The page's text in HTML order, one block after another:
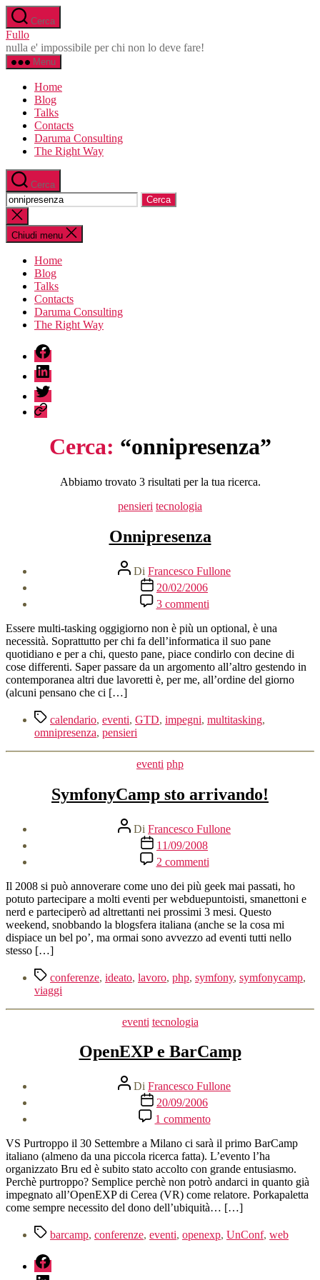
Salta
al
contenuto
Cerca
Fullo
nulla e' impossibile per chi non lo deve fare!
Menu
Home
Blog
Talks
Contacts
Daruma Consulting
The Right Way
Cerca
Cerca:
Chiudi
la
ricerca
Chiudi menu
Home
Blog
Talks
Contacts
Daruma Consulting
The Right Way
fb
linkedin
twitter
sessionize
Cerca: “onnipresenza”
Abbiamo trovato 3 risultati per la tua ricerca.
Categorie
pensieri tecnologia
Onnipresenza
Autore
articolo
Di Francesco Fullone
Data
dell'articolo
20/02/2006
3 commentisu
Onnipresenza
Essere multi-tasking oggigiorno non è più un optional, è una
necessità. Soprattutto per chi fa dell’informatica il suo pane
quotidiano e per a chi, questo pane, piace condirlo con decine di
cose differenti. Saper passare da un argomento all’altro gestendo in
contemporanea altri due lavoretti è, per me, all’ordine del giorno
(alcuni pensano che ci […]
Tag calendario, eventi, GTD, impegni, multitasking,
omnipresenza, pensieri
Categorie
eventi php
SymfonyCamp sto arrivando!
Autore
articolo
Di Francesco Fullone
Data
dell'articolo
11/09/2008
2 commentisu
SymfonyCamp
sto
arrivando!
Il 2008 si può annoverare come uno dei più geek mai passati, ho
potuto partecipare a molti eventi per webduepuntoisti, smanettoni e
nerd e parteciperò ad altrettanti nei prossimi 3 mesi. Questo
weekend, snobbando la blogsfera italiana (anche se la cosa mi
dispiace un bel po’, ma ormai sono avvezzo ad eventi tutti nello
stesso […]
Tag conferenze, ideato, lavoro, php, symfony, symfonycamp,
viaggi
Categorie
eventi tecnologia
OpenEXP e BarCamp
Autore
articolo
Di Francesco Fullone
Data
dell'articolo
20/09/2006
1 commentosu
OpenEXP
e
BarCamp
VS Purtroppo il 30 Settembre a Milano ci sarà il primo BarCamp
italiano (almeno da una piccola ricerca fatta). L’evento l’ha
organizzato Bru ed è subito stato accolto con grande entusiasmo.
Perchè purtroppo? Semplice perchè non potrò andarci in quanto già
impegnato all’OpenEXP di Cerea (VR) come relatore. Porkapaletta
come sempre necessito del dono dell’ubiquità… […]
Tagbarcamp, conferenze, eventi, openexp, UnConf, web
fb